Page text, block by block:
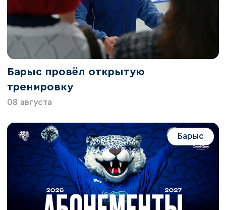
Барыс провёл открытую
тренировку
08 августа
Барыс